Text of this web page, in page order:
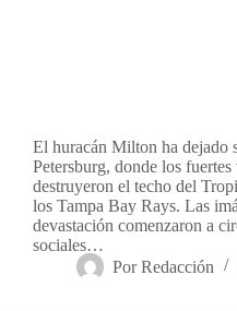
El huracán Milton ha dejado
Petersburg, donde los
destruyeron el techo del
los Tampa Bay Rays. Las
devastación comenzaron a
sociales…
Por Redacción